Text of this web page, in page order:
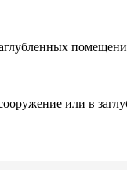
или в